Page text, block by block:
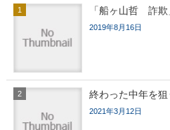
「船ヶ山哲 詐
2019年8月16日
終わった中年を狙
2021年3月12日